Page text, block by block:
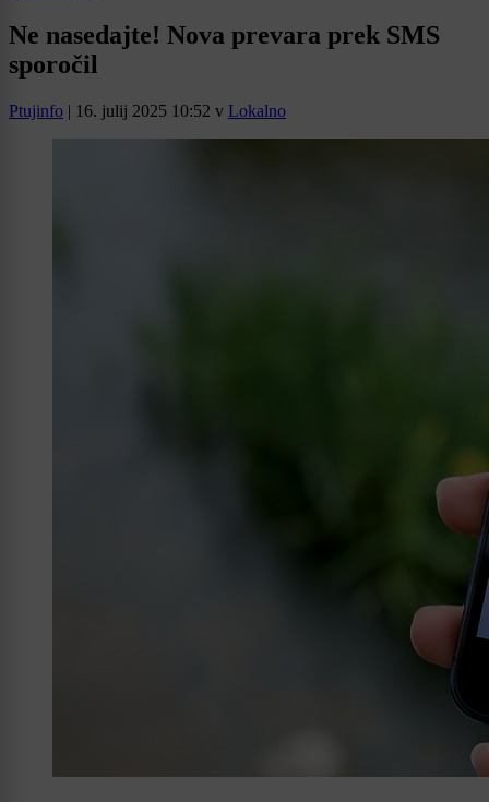
Ne nasedajte! Nova prevara prek SMS
sporočil
Ptujinfo | 16. julij 2025 10:52 v Lokalno